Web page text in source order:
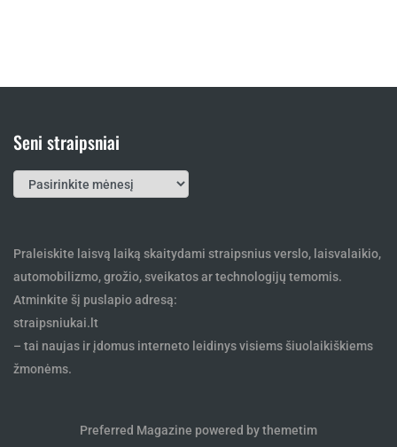
Seni straipsniai
Seni
straipsniai
Praleiskite laisvą laiką skaitydami straipsnius verslo, laisvalaikio,
automobilizmo, grožio, sveikatos ar technologijų temomis.
Atminkite šį puslapio adresą:
straipsniukai.lt
– tai naujas ir įdomus interneto leidinys visiems šiuolaikiškiems
žmonėms.
Preferred Magazine powered by themetim